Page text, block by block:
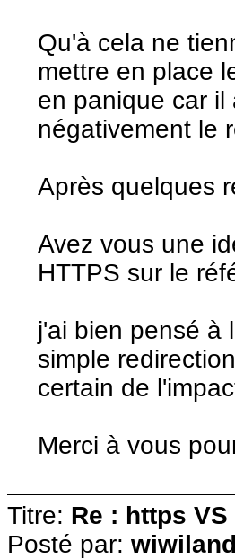
Qu'à cela ne
mettre en place
en panique car
négativement le
Après quelques
Avez vous une
HTTPS sur le
j'ai bien pensé à
simple
certain de
Merci à vous
Titre: Re : https
Posté par: wiwiland